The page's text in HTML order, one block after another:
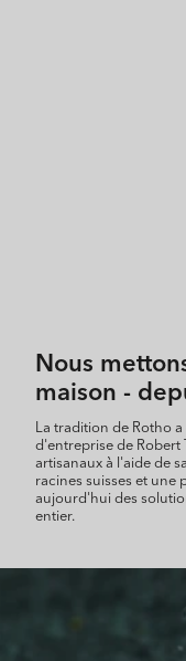
Nous
maison -
La tradition de Rotho
d'entreprise de
artisanaux à l'aide de
racines suisses et une
aujourd'hui des
entier.